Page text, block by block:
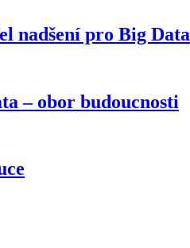
nadšení pro Big Data
– obor budoucnosti